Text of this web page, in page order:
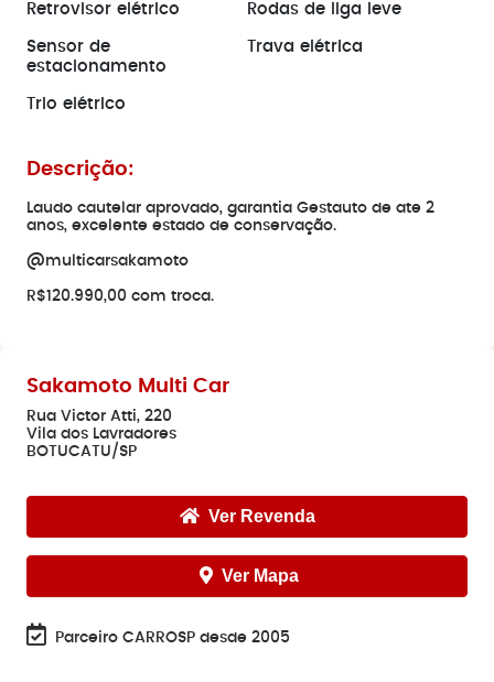
Retrovisor elétrico Rodas de liga leve
Sensor de
estacionamento
Trava elétrica
Trio elétrico
Descrição:
Laudo cautelar aprovado, garantia Gestauto de ate 2
anos, excelente estado de conservação.
@multicarsakamoto
R$120.990,00 com troca.
Sakamoto Multi Car
Rua Victor Atti, 220
Vila dos Lavradores
BOTUCATU/SP
Ver Revenda
Ver Mapa
Parceiro CARROSP desde 2005